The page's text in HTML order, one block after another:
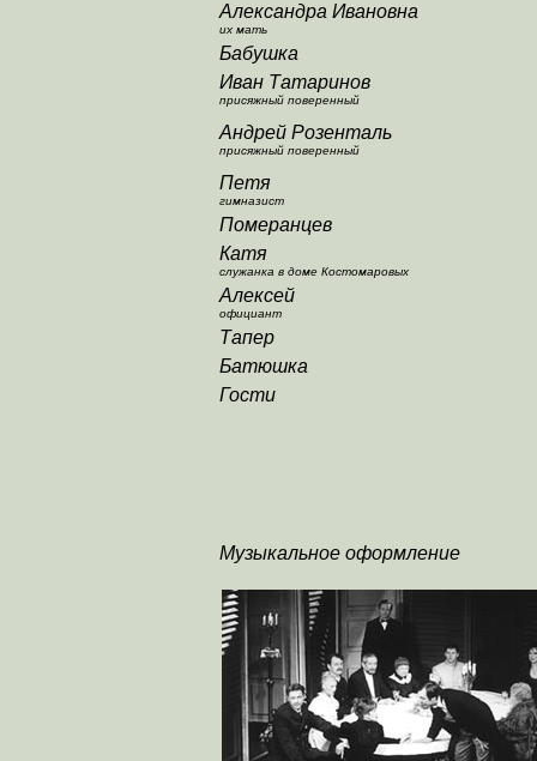
Александра Ивановна
их мать
Бабушка
Иван Татаринов
присяжный поверенный
Андрей Розенталь
присяжный поверенный
Петя
гимназист
Померанцев
Катя
служанка в доме Костомаровых
Алексей
официант
Тапер
Батюшка
Гости
Музыкальное оформление